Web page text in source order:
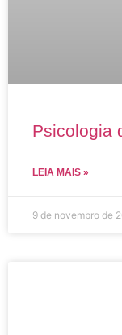
Psicologia
LEIA MAIS »
9 de novembro de